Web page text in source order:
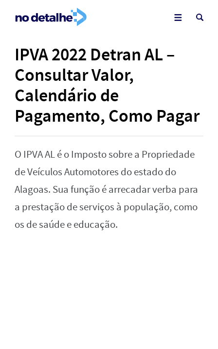
IPVA 2022 Detran AL –
Consultar Valor,
Calendário de
Pagamento, Como Pagar
O IPVA AL é o Imposto sobre a Propriedade
de Veículos Automotores do estado do
Alagoas. Sua função é arrecadar verba para
a prestação de serviços à população, como
os de saúde e educação.